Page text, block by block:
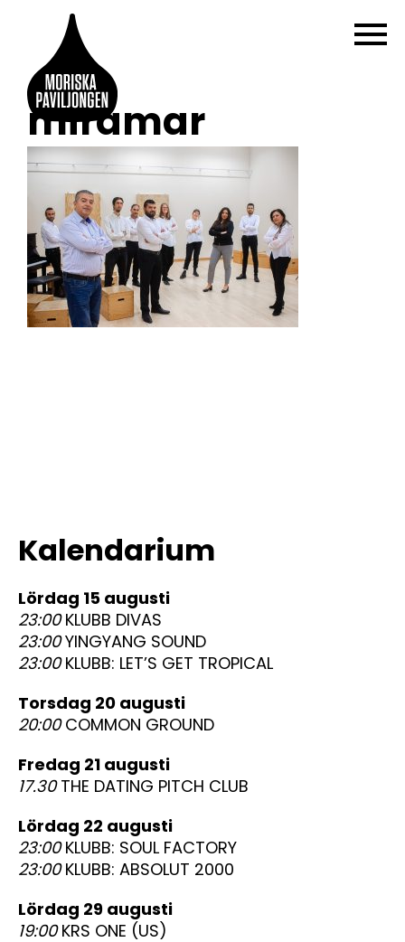
miramar
Kalendarium
lördag 15 augusti
23:00KLUBB DIVAS
23:00YINGYANG SOUND
23:00KLUBB: LET’S GET TROPICAL
torsdag 20 augusti
20:00COMMON GROUND
fredag 21 augusti
17.30THE DATING PITCH CLUB
lördag 22 augusti
23:00KLUBB: SOUL FACTORY
23:00KLUBB: ABSOLUT 2000
lördag 29 augusti
19:00KRS ONE (US)